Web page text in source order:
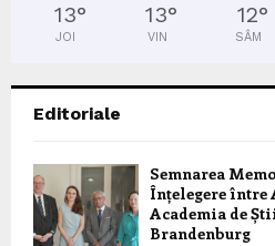
13°
JOI
13°
VIN
12°
SÂM
Editoriale
Semnarea
Înțelegere între
Academia de
Brandenburg